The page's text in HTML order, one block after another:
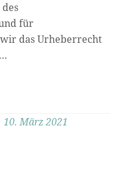
für
das Urheberrecht
10. März 2021